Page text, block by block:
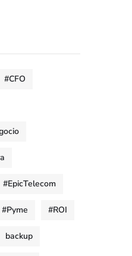
#CFO
#EpicTelecom
#Pyme #ROI
backup